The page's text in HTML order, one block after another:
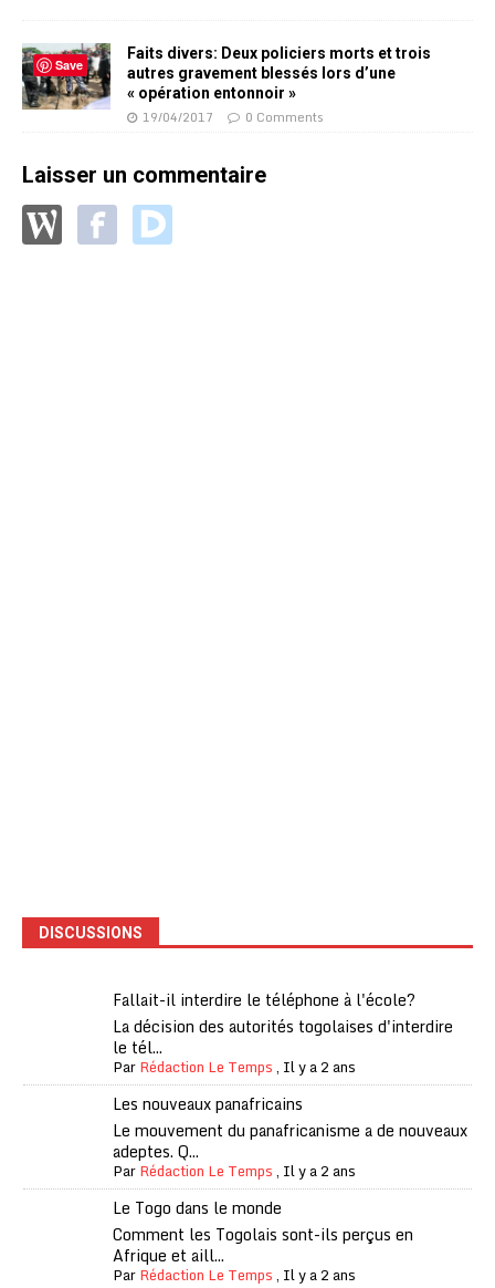
Faits divers: Deux policiers morts et trois
autres gravement blessés lors d’une
« opération entonnoir »
19/04/2017 0 Comments
Laisser un commentaire
DISCUSSIONS
Fallait-il interdire le téléphone à l'école?
La décision des autorités togolaises d'interdire
le tél...
ParRédaction Le Temps, Il y a 2 ans
Les nouveaux panafricains
Le mouvement du panafricanisme a de nouveaux
adeptes. Q...
ParRédaction Le Temps, Il y a 2 ans
Le Togo dans le monde
Comment les Togolais sont-ils perçus en
Afrique et aill...
ParRédaction Le Temps, Il y a 2 ans
Save